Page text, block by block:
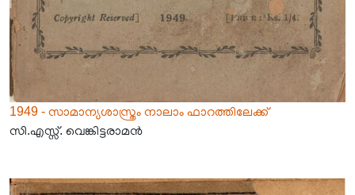
1949 - സാമാന്യശാസ്ത്രം നാലാം ഫാറത്തിലേക്ക്
സി.എസ്സ്. വെങ്കിട്ടരാമൻ